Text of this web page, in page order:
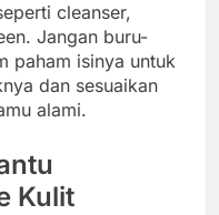
cleanser,
Jangan buru-
paham isinya untuk
dan sesuaikan
alami.
Kulit